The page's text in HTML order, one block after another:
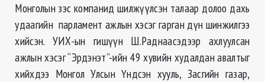
Монголын зэс компанид шилжүүлсэн талаар долоо дахь
удаагийн парламент ажлын хэсэг гарган дүн шинжилгээ
хийсэн. УИХ-ын гишүүн Ш.Раднаасэдээр ахлуулсан
ажлын хэсэг “Эрдэнэт”-ийн 49 хувийн худалдан авалтыг
хийхдээ Монгол Улсын Үндсэн хууль, Засгийн газар,